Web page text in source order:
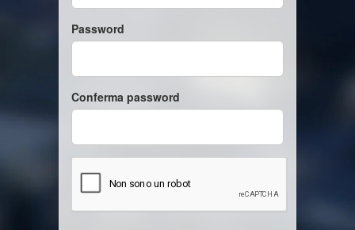
Password
Conferma password